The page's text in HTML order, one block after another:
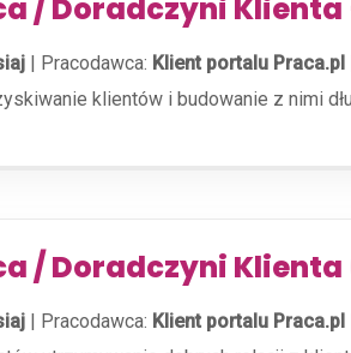
/ Doradczyni
| Pracodawca: Klient portalu Praca.pl
klientów i budowanie z nimi
/ Doradczyni
| Pracodawca: Klient portalu Praca.pl